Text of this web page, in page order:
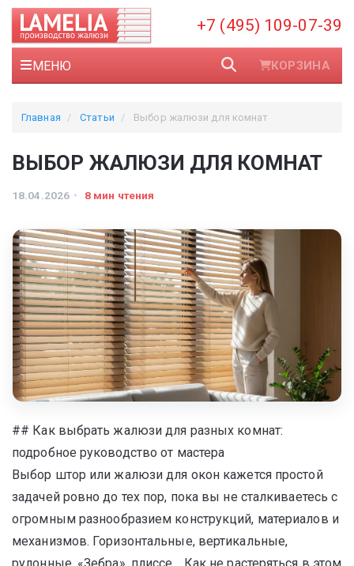
+7 (495) 109-07-39
МЕНЮ КОРЗИНА
Главная Статьи Выбор жалюзи для комнат
ВЫБОР ЖАЛЮЗИ ДЛЯ КОМНАТ
18.04.2026 8 мин чтения
## Как выбрать жалюзи для разных комнат:
подробное руководство от мастера
Выбор штор или жалюзи для окон кажется простой
задачей ровно до тех пор, пока вы не сталкиваетесь с
огромным разнообразием конструкций, материалов и
механизмов. Горизонтальные, вертикальные,